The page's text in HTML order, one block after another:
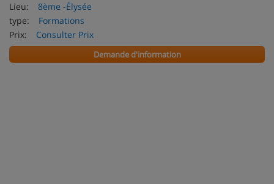
Lieu:
8ème -Élysée
type:
Formations
Prix:
Consulter Prix
Demande d'information